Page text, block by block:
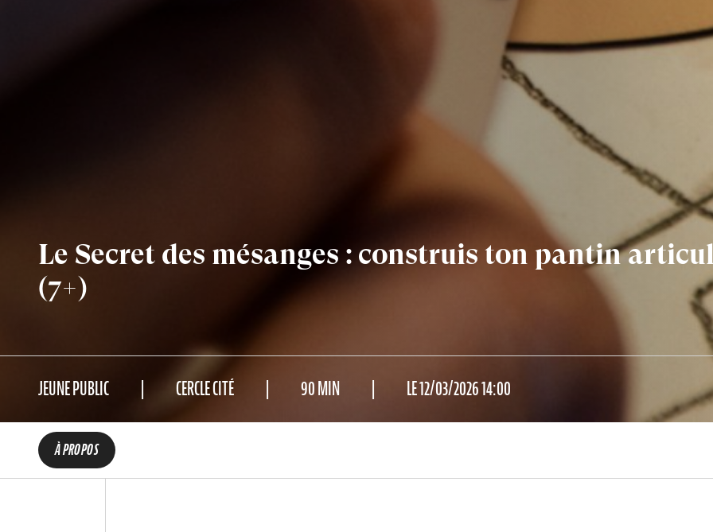
Le Secret des mésanges : construis ton pantin
(7+)
JEUNE PUBLIC CERCLE CITÉ 90 MIN LE 12/03/2026 14:00
À PROPOS